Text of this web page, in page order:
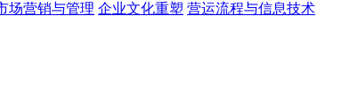
场营销与管理 企业文化重塑 营运流程与信息技术